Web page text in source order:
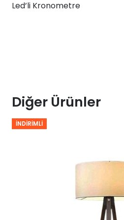
adet
Led’li Kronometre
Diğer Ürünler
İNDIRIMLI